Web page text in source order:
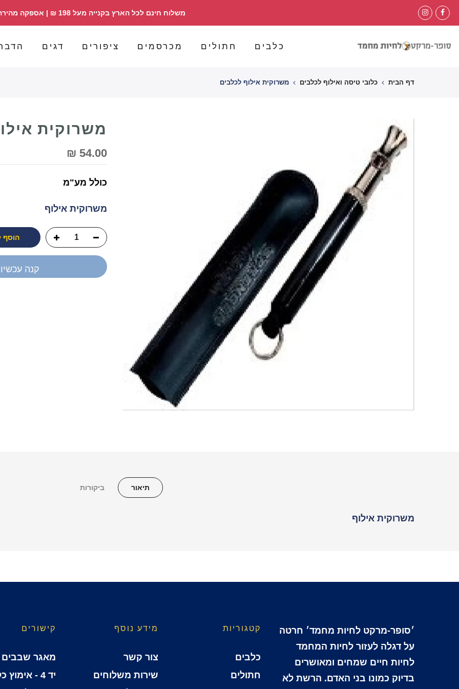
דלג
לתוכן
משלוח חינם לכל הארץ בקנייה מעל 198 ₪ | אספקה מהירה | הזמנות 098358030
כלבים חתולים מכרסמים ציפורים דגים
דף הבית כלובי טיסה ואילוף לכלבים משרוקית אילוף לכלבים
משרוקית
54.00 ₪
כולל מע"מ
משרוקית אילוף
הוסף
קנה עכשיו
תיאור ביקורות
משרוקית אילוף
׳סופר-מרקט לחיות מחמד׳ חרטה
על דגלה לעזור לחיות המחמד
לחיות חיים שמחים ומאושרים
בדיוק כמונו בני האדם. הרשת לא
קטגוריות
כלבים
חתולים
מידע נוסף
צור קשר
שירות משלוחים
קישורים
מאגר שבבים
יד 4 - אימוץ כלבים